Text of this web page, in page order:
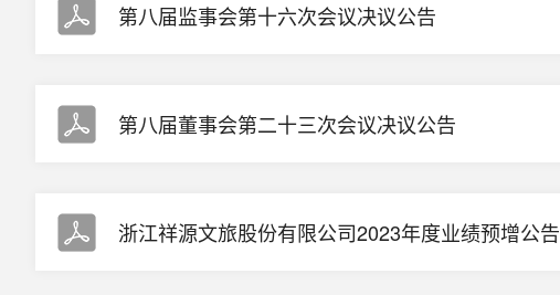
第八届监事会第十六次会议决议公告
第八届董事会第二十三次会议决议公告
浙江祥源文旅股份有限公司2023年度业绩预增公告